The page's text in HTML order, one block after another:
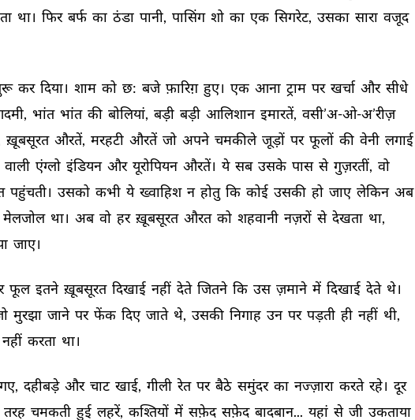
था। फिर बर्फ का ठंडा पानी, पासिंग शो का एक सिगरेट, उसका सारा वजूद
कर दिया। शाम को छ: बजे फ़ारिग़ हुए। एक आना ट्राम पर खर्चा और सीधे
भांत भांत की बोलियां, बड़ी बड़ी आलिशान इमारतें, वसी’अ-ओ-अ’रीज़
ख़ूबसूरत औरतें, मरहटी औरतें जो अपने चमकीले जूड़ों पर फूलों की वेनी लगाई
वाली एंग्लो इंडियन और यूरोपियन औरतें। ये सब उसके पास से गुज़रतीं, वो
पहुंचती। उसको कभी ये ख्वाहिश न होतु कि कोई उसकी हो जाए लेकिन अब
मेलजोल था। अब वो हर ख़ूबसूरत औरत को शहवानी नज़रों से देखता था,
जाए।
फूल इतने ख़ूबसूरत दिखाई नहीं देते जितने कि उस ज़माने में दिखाई देते थे।
मुरझा जाने पर फेंक दिए जाते थे, उसकी निगाह उन पर पड़ती ही नहीं थी,
नहीं करता था।
गए, दहीबड़े और चाट खाई, गीली रेत पर बैठे समुंदर का नज्ज़ारा करते रहे। दूर
तरह चमकती हुई लहरें, कश्तियों में सफ़ेद सफ़ेद बादबान... यहां से जी उकताया